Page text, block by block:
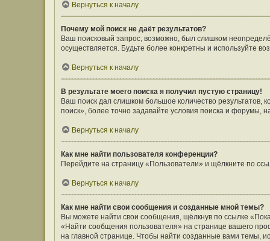
Вернуться к началу
Почему мой поиск не даёт результатов?
Ваш поисковый запрос, возможно, был слишком
осуществляется. Будьте более конкретны и используйте
Вернуться к началу
В результате моего поиска я получил пустую страницу!
Ваш поиск дал слишком большое количество результатов,
поиск», более точно задавайте условия поиска и форумы,
Вернуться к началу
Как мне найти пользователя конференции?
Перейдите на страницу «Пользователи» и щёлкните по
Вернуться к началу
Как мне найти свои сообщения и созданные мной темы?
Вы можете найти свои сообщения, щёлкнув по ссылке
«Найти сообщения пользователя» на странице вашего
на главной странице. Чтобы найти созданные вами темы,